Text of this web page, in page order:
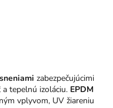
zabezpečujúcimi
tepelnú izoláciu. EPDM
vplyvom, UV žiareniu